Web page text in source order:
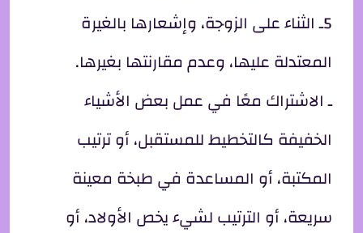
5ـ الثناء على الزوجة، وإشعارها بالغيرة
المعتدلة عليها، وعدم مقارنتها بغيرها.
ـ الاشتراك معًا في عمل بعض الأشياء
الخفيفة كالتخطيط للمستقبل، أو ترتيب
المكتبة، أو المساعدة في طبخة معينة
سريعة، أو الترتيب لشيء يخص الأولاد، أو